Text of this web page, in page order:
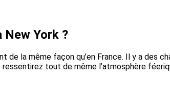
New York ?
de la même façon qu’en France. Il y a
tout de même l’atmosphère